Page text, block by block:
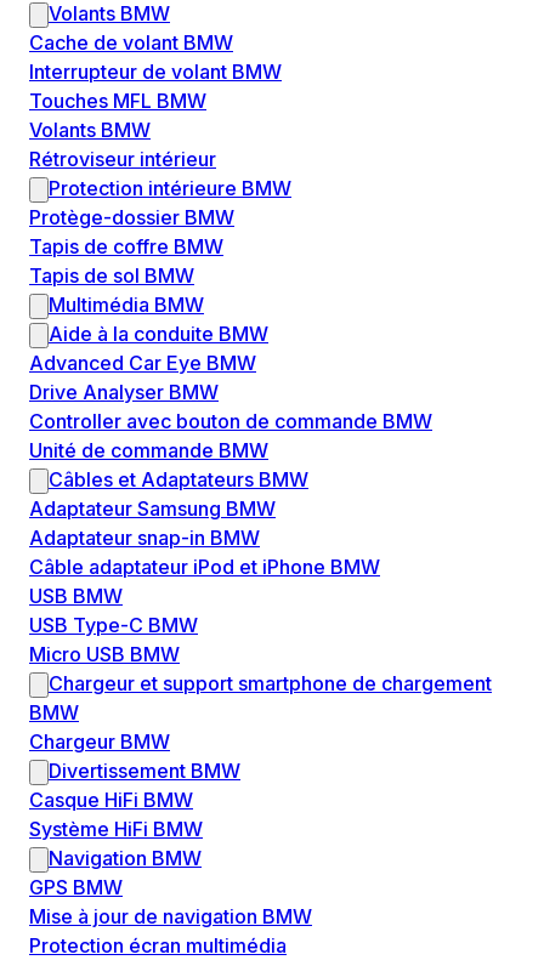
Volants BMW
Cache de volant BMW
Interrupteur de volant BMW
Touches MFL BMW
Volants BMW
Rétroviseur intérieur
Protection intérieure BMW
Protège-dossier BMW
Tapis de coffre BMW
Tapis de sol BMW
Multimédia BMW
Aide à la conduite BMW
Advanced Car Eye BMW
Drive Analyser BMW
Controller avec bouton de commande BMW
Unité de commande BMW
Câbles et Adaptateurs BMW
Adaptateur Samsung BMW
Adaptateur snap-in BMW
Câble adaptateur iPod et iPhone BMW
USB BMW
USB Type-C BMW
Micro USB BMW
Chargeur et support smartphone de chargement
BMW
Chargeur BMW
Divertissement BMW
Casque HiFi BMW
Système HiFi BMW
Navigation BMW
GPS BMW
Mise à jour de navigation BMW
Protection écran multimédia